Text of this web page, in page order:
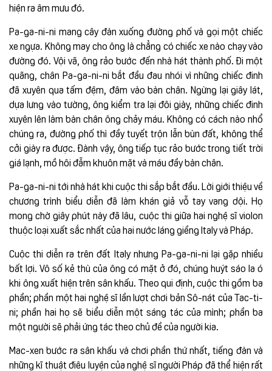
hiện ra âm mưu đó.
Pa-ga-ni-ni mang cây đàn xuống đường phố và gọi một chiếc
xe ngựa. Không may cho ông là chẳng có chiếc xe nào chạy vào
đường đó. Vội vã, ông rảo bước đến nhà hát thành phố. Đi một
quãng, chân Pa-ga-ni-ni bắt đầu đau nhói vì những chiếc đinh
đã xuyên qua tấm đệm, đâm vào bàn chân. Ngừng lại giây lát,
dựa lưng vào tường, ông kiểm tra lại đôi giày, những chiếc đinh
xuyên lên làm bàn chân ông chảy máu. Không có cách nào nhổ
chúng ra, đường phố thì đầy tuyết trộn lẫn bùn đất, không thể
cởi giày ra được. Đành vậy, ông tiếp tục rảo bước trong tiết trời
giá lạnh, mồ hôi đẫm khuôn mặt và máu đầy bàn chân.
Pa-ga-ni-ni tới nhà hát khi cuộc thi sắp bắt đầu. Lời giới thiệu về
chương trình biểu diễn đã làm khán giả vỗ tay vang dội. Họ
mong chờ giây phút này đã lâu, cuộc thi giữa hai nghệ sĩ violon
thuộc loại xuất sắc nhất của hai nước láng giềng Italy và Pháp.
Cuộc thi diễn ra trên đất Italy nhưng Pa-ga-ni-ni lại gặp nhiều
bất lợi. Vô số kẻ thù của ông có mặt ở đó, chúng huýt sáo la ó
khi ông xuất hiện trên sân khấu. Theo qui định, cuộc thi gồm ba
phần; phần một hai nghệ sĩ lần lượt chơi bản Sô-nát của Tac-ti-
ni; phần hai họ sẽ biểu diễn một sáng tác của mình; phần ba
một người sẽ phải ứng tác theo chủ đề của người kia.
Mac-xen bước ra sân khấu và chơi phần thứ nhất, tiếng đàn và
những kĩ thuật điêu luyện của nghệ sĩ người Pháp đã thể hiện rất